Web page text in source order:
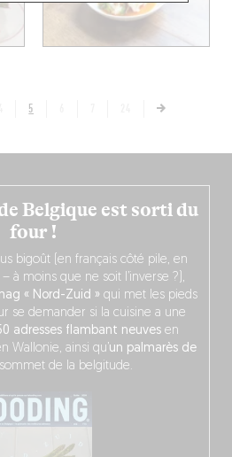
5
Belgique est sorti du
four !
bigoût (en français côté pile, en
à moins que ne soit l’inverse ?),
« Nord-Zuid » qui met les pieds
se demander si la cuisine a une
adresses flambant neuvesen
Wallonie, ainsi qu’ un palmarès de
de la belgitude.